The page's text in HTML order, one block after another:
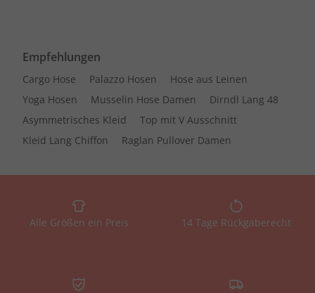
Empfehlungen
Cargo Hose Palazzo Hosen
Hose aus Leinen
Yoga Hosen
Musselin Hose Damen
Dirndl Lang 48
Asymmetrisches Kleid
Top mit V Ausschnitt
Kleid Lang Chiffon
Raglan Pullover Damen
Alle Größen ein Preis 14 Tage Rückgaberecht